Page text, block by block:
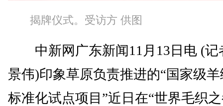
揭牌仪式。受访方 供图
中新网广东新闻11月13日电 (记
景伟)印象草原负责推进的“国家级
标准化试点项目”近日在“世界毛织